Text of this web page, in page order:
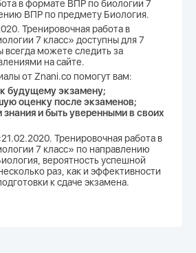
в формате ВПР по биологии 7
ВПР по предмету Биология.
Тренировочная работа в
7 класс» доступны для 7
всегда можете следить за
на сайте.
от Znani.co помогут вам:
к будущему экзамену;
оценку после экзаменов;
знания и быть уверенными в своих
Тренировочная работа в
7 класс» по направлению
вероятность успешной
раз, как и эффективности
к сдаче экзамена.